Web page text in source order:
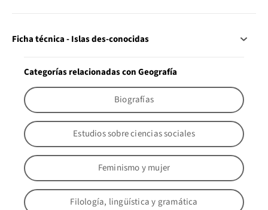
Ficha técnica - Islas des-conocidas
Categorías relacionadas con Geografía
Biografías
Estudios sobre ciencias sociales
Feminismo y mujer
Filología, lingüística y gramática